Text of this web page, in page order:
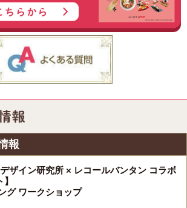
報
デザイン研究所 × レコールバンタン コラボ
グ ワークショップ